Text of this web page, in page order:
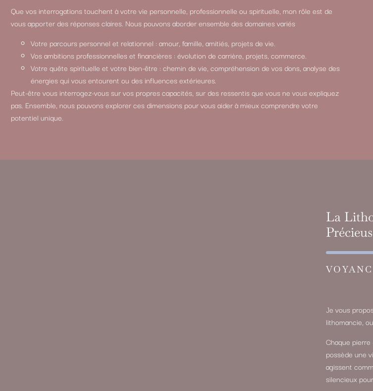
Que vos interrogations touchent à votre vie personnelle, professionnelle ou spirituelle, mon rôle est de
vous apporter des réponses claires. Nous pouvons aborder ensemble des domaines variés
Votre parcours personnel et relationnel : amour, famille, amitiés, projets de vie.
Vos ambitions professionnelles et financières : évolution de carrière, projets, commerce.
Votre quête spirituelle et votre bien-être : chemin de vie, compréhension de vos dons, analyse des
énergies qui vous entourent ou des influences extérieures.
Peut-être vous interrogez-vous sur vos propres capacités, sur des ressentis que vous ne vous expliquez
pas. Ensemble, nous pouvons explorer ces dimensions pour vous aider à mieux comprendre votre
potentiel unique.
La
Je vous
lithomancie,
Chaque pierre
possède une
agissent
silencieux